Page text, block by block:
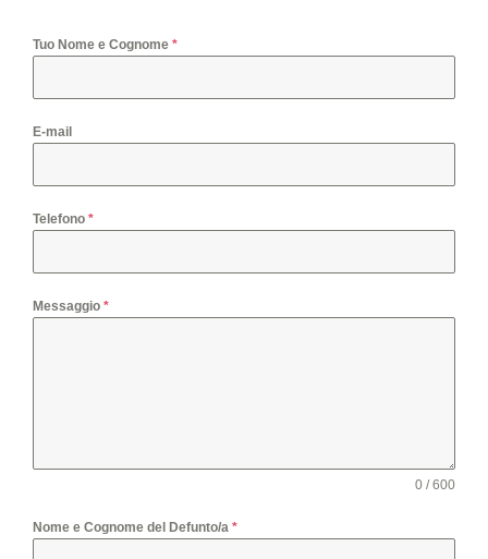
Tuo Nome e Cognome *
E-mail
Telefono *
Messaggio *
0 / 600
Nome e Cognome del Defunto/a *